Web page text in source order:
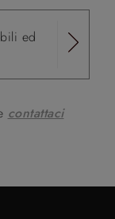
ed
contattaci